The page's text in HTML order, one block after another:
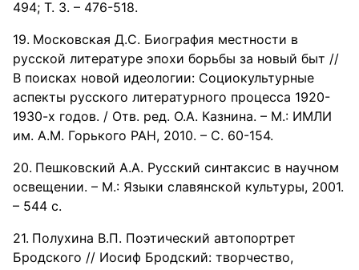
494; Т. 3. – 476-518.
Московская Д.С. Биография местности в
русской литературе эпохи борьбы за новый быт //
В поисках новой идеологии: Социокультурные
аспекты русского литературного процесса 1920-
1930-х годов. / Отв. ред. О.А. Казнина. – М.: ИМЛИ
им. А.М. Горького РАН, 2010. – С. 60-154.
Пешковский А.А. Русский синтаксис в научном
освещении. – М.: Языки славянской культуры, 2001.
– 544 с.
Полухина В.П. Поэтический автопортрет
Бродского // Иосиф Бродский: творчество,